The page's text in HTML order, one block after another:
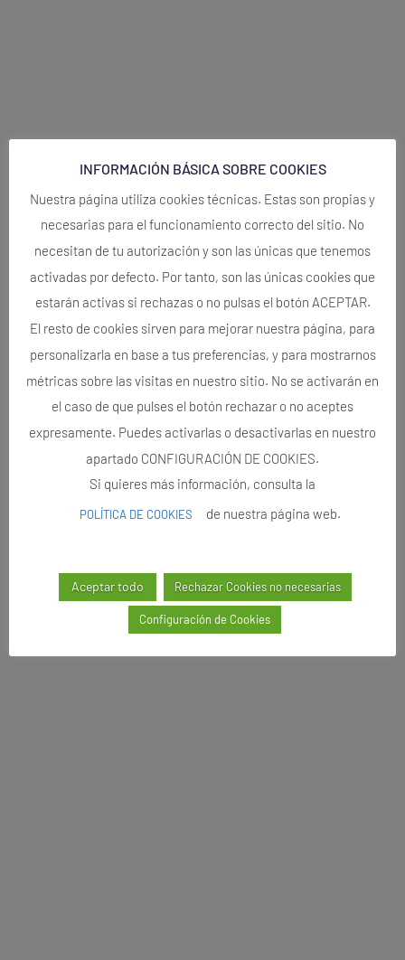
INFORMACIÓN BÁSICA SOBRE COOKIES
Nuestra página utiliza cookies técnicas. Estas son propias y
necesarias para el funcionamiento correcto del sitio. No
necesitan de tu autorización y son las únicas que tenemos
activadas por defecto. Por tanto, son las únicas cookies que
estarán activas si rechazas o no pulsas el botón ACEPTAR.
El resto de cookies sirven para mejorar nuestra página, para
personalizarla en base a tus preferencias, y para mostrarnos
métricas sobre las visitas en nuestro sitio. No se activarán en
el caso de que pulses el botón rechazar o no aceptes
expresamente. Puedes activarlas o desactivarlas en nuestro
apartado CONFIGURACIÓN DE COOKIES.
Si quieres más información, consulta la
POLÍTICA DE COOKIES de nuestra página web.
Aceptar todo Rechazar Cookies no necesarias
Configuración de Cookies